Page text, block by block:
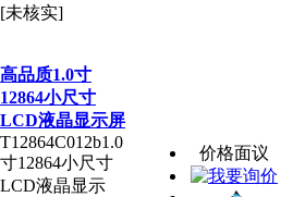
[未核实]
高品质1.0寸
12864小尺寸
LCD液晶显示屏
T12864C012b1.0
寸12864小尺寸
LCD液晶显示
价格面议